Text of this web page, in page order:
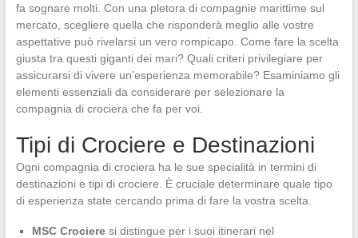
fa sognare molti. Con una pletora di compagnie marittime sul
mercato, scegliere quella che risponderà meglio alle vostre
aspettative può rivelarsi un vero rompicapo. Come fare la scelta
giusta tra questi giganti dei mari? Quali criteri privilegiare per
assicurarsi di vivere un’esperienza memorabile? Esaminiamo gli
elementi essenziali da considerare per selezionare la
compagnia di crociera che fa per voi.
Tipi di Crociere e Destinazioni
Ogni compagnia di crociera ha le sue specialità in termini di
destinazioni e tipi di crociere. È cruciale determinare quale tipo
di esperienza state cercando prima di fare la vostra scelta.
MSC Crocieresi distingue per i suoi itinerari nel